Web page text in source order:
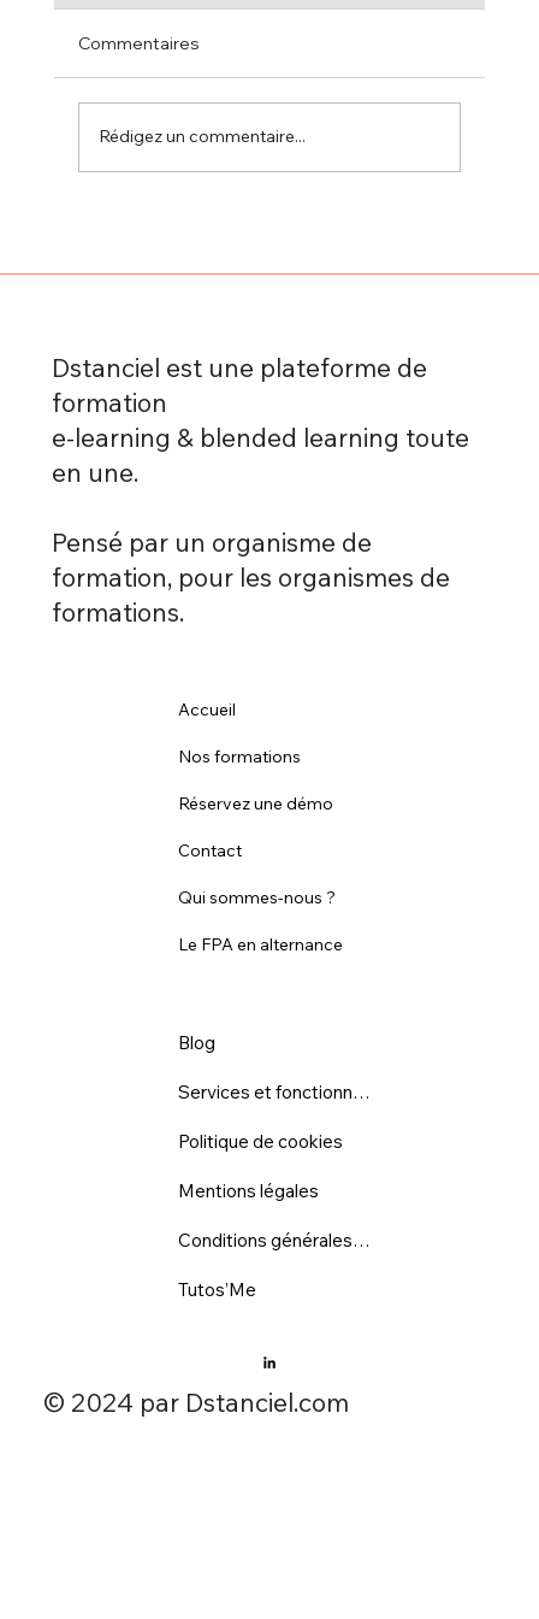
Commentaires
Rédigez un commentaire...
​© 2024 par Dstanciel.com
Blog
Services et fonctionnalités
Politique de cookies
Mentions légales
Conditions générales d'utilisation
Tutos’Me
Accueil
Nos formations
Réservez une démo
Contact
Qui sommes-nous ?
Le FPA en alternance
Dstanciel est une plateforme de
formation
e-learning & blended learning toute
en une.
Pensé par un organisme de
formation, pour les organismes de
formations.